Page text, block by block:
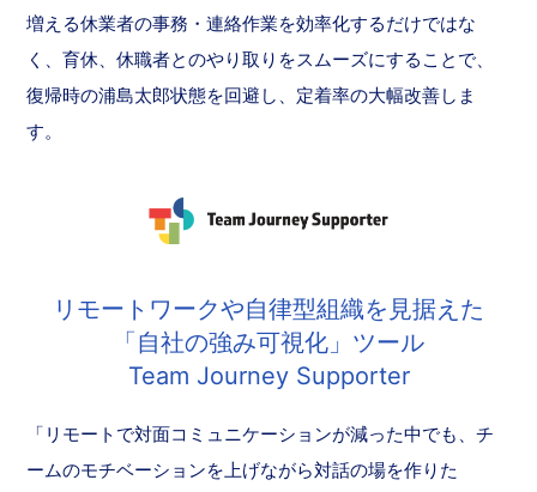
増える休業者の事務・連絡作業を効率化するだけではな
く、育休、休職者とのやり取りをスムーズにすることで、
復帰時の浦島太郎状態を回避し、定着率の大幅改善しま
す。
リモートワークや自律型組織を見据えた
「自社の強み可視化」ツール
Team Journey Supporter
「リモートで対面コミュニケーションが減った中でも、チ
ームのモチベーションを上げながら対話の場を作りた